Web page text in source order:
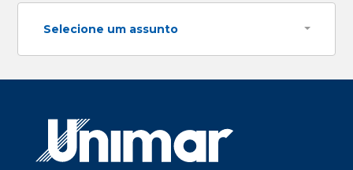
Selecione um assunto